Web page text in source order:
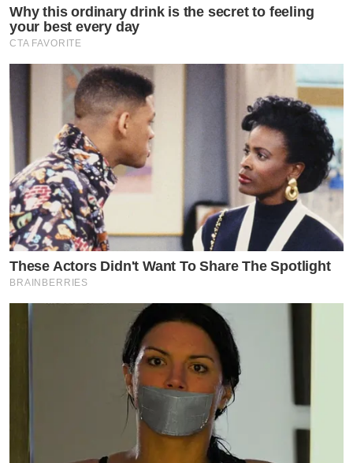
Why this ordinary drink is the secret to feeling
your best every day
CTA FAVORITE
These Actors Didn't Want To Share The Spotlight
BRAINBERRIES